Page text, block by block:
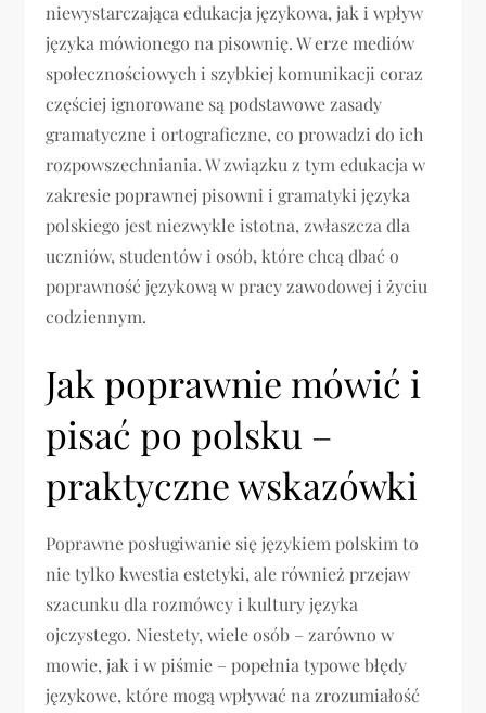
niewystarczająca edukacja językowa, jak i wpływ
języka mówionego na pisownię. W erze mediów
społecznościowych i szybkiej komunikacji coraz
częściej ignorowane są podstawowe zasady
gramatyczne i ortograficzne, co prowadzi do ich
rozpowszechniania. W związku z tym edukacja w
zakresie poprawnej pisowni i gramatyki języka
polskiego jest niezwykle istotna, zwłaszcza dla
uczniów, studentów i osób, które chcą dbać o
poprawność językową w pracy zawodowej i życiu
codziennym.
Jak poprawnie mówić i
pisać po polsku –
praktyczne wskazówki
Poprawne posługiwanie się językiem polskim to
nie tylko kwestia estetyki, ale również przejaw
szacunku dla rozmówcy i kultury języka
ojczystego. Niestety, wiele osób – zarówno w
mowie, jak i w piśmie – popełnia typowe błędy
językowe, które mogą wpływać na zrozumiałość